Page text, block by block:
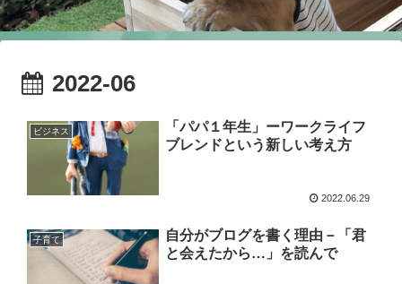
2022-06
ビジネス
「パパ１年生」ーワークライフ
ブレンドという新しい考え方
2022.06.29
子育て
自分がブログを書く理由－「君
と会えたから…」を読んで